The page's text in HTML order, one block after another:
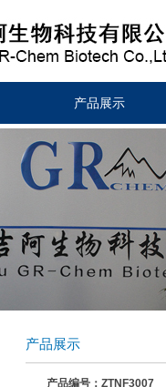
产品展示
产品展示
产品编号：ZTNF3007